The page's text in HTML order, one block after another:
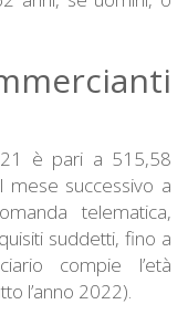
è pari a 515,58
successivo a
telematica,
suddetti, fino a
compie l’età
l’anno 2022).